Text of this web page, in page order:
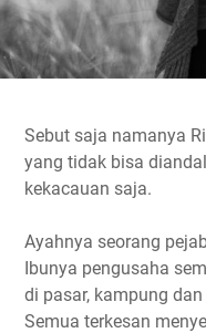
Sebut saja namanya
yang tidak bisa
kekacauan saja.
Ayahnya seorang
Ibunya pengusaha
di pasar, kampung
Semua terkesan